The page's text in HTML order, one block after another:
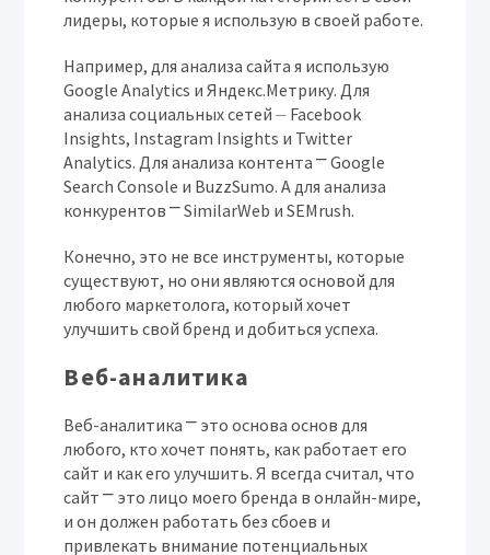
лидеры, которые я использую в своей работе.
Например, для анализа сайта я использую
Google Analytics и Яндекс.Метрику. Для
анализа социальных сетей ⏤ Facebook
Insights, Instagram Insights и Twitter
Analytics. Для анализа контента ⎻ Google
Search Console и BuzzSumo. А для анализа
конкурентов ⎻ SimilarWeb и SEMrush.
Конечно, это не все инструменты, которые
существуют, но они являются основой для
любого маркетолога, который хочет
улучшить свой бренд и добиться успеха.
Веб-аналитика
Веб-аналитика ⎻ это основа основ для
любого, кто хочет понять, как работает его
сайт и как его улучшить. Я всегда считал, что
сайт ⎻ это лицо моего бренда в онлайн-мире,
и он должен работать без сбоев и
привлекать внимание потенциальных